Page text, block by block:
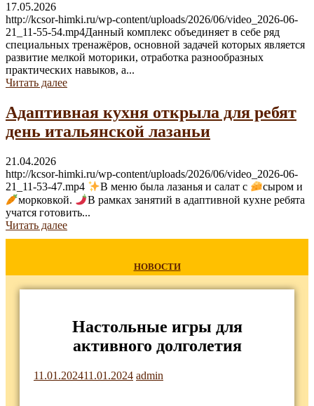
17.05.2026
http://kcsor-himki.ru/wp-content/uploads/2026/06/video_2026-06-
21_11-55-54.mp4Данный комплекс объединяет в себе ряд
специальных тренажёров, основной задачей которых является
развитие мелкой моторики, отработка разнообразных
практических навыков, а...
Читать далее
Адаптивная кухня открыла для ребят
день итальянской лазаньи
21.04.2026
http://kcsor-himki.ru/wp-content/uploads/2026/06/video_2026-06-
21_11-53-47.mp4
В меню была лазанья и салат с
сыром и
морковкой.
В рамках занятий в адаптивной кухне ребята
учатся готовить...
Читать далее
НОВОСТИ
Настольные игры для
активного долголетия
11.01.202411.01.2024 admin